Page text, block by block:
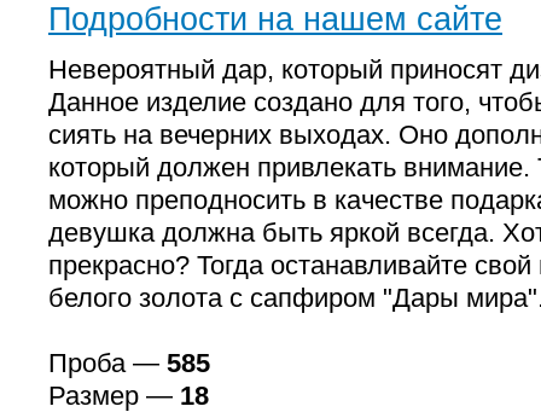
Подробности на нашем сайте
Невероятный дар, который приносят
Данное изделие создано для того,
сиять на вечерних выходах. Оно
который должен привлекать
можно преподносить в качестве
девушка должна быть яркой всегда.
прекрасно? Тогда останавливайте
белого золота с сапфиром "Дары
Проба — 585
Размер — 18